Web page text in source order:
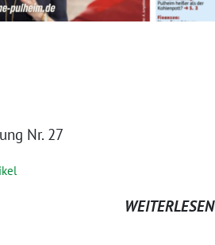
Nr. 27
WEITERLESEN